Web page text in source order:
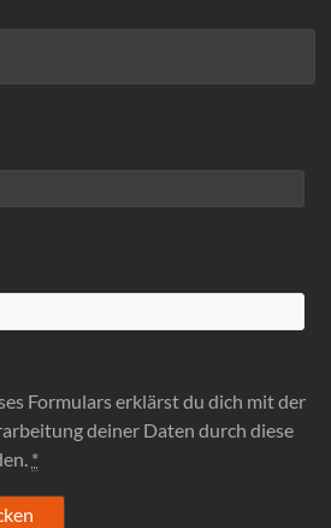
Formulars erklärst du dich mit der
deiner Daten durch diese
*